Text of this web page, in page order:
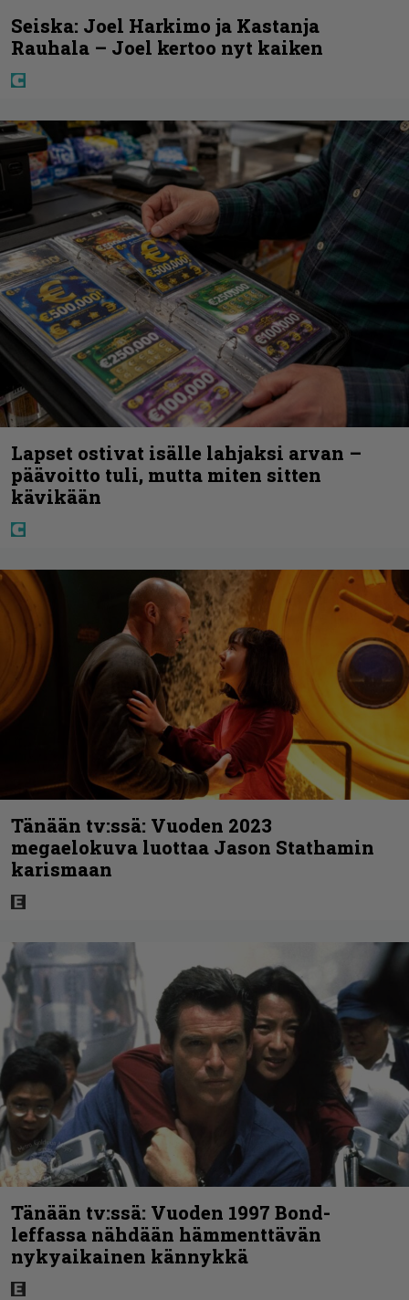
Seiska: Joel Harkimo ja Kastanja
Rauhala – Joel kertoo nyt kaiken
Lapset ostivat isälle lahjaksi arvan –
päävoitto tuli, mutta miten sitten
kävikään
Tänään tv:ssä: Vuoden 2023
megaelokuva luottaa Jason Stathamin
karismaan
Tänään tv:ssä: Vuoden 1997 Bond-
leffassa nähdään hämmenttävän
nykyaikainen kännykkä